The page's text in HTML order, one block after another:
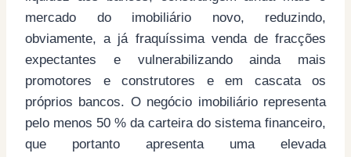
mercado do imobiliário novo, reduzindo,
obviamente, a já fraquíssima venda de fracções
expectantes e vulnerabilizando ainda mais
promotores e construtores e em cascata os
próprios bancos. O negócio imobiliário representa
pelo menos 50 % da carteira do sistema financeiro,
que portanto apresenta uma elevada